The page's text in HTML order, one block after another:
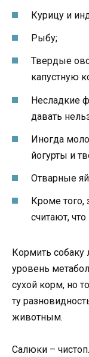
Курицу и
Рыбу;
Твердые
капустную
Несладкие
давать
Иногда
йогурты и
Отварные
Кроме того,
считают,
Кормить
уровень
сухой корм, но
ту
животным.
Салюки –